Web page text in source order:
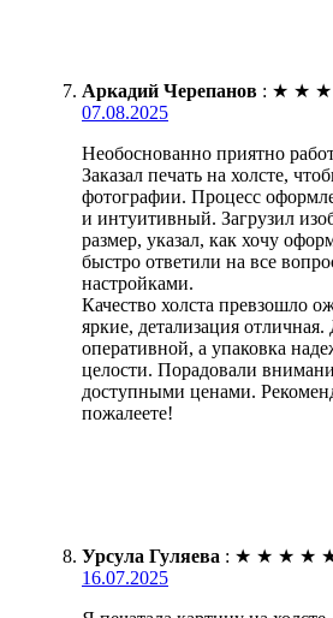
Аркадий Черепанов : ★ ★ ★
07.08.2025
Необоснованно приятно
Заказал печать на холсте,
фотографии. Процесс
и интуитивный. Загрузил
размер, указал, как хочу
быстро ответили на все
настройками.
Качество холста превзошло
яркие, детализация отличная.
оперативной, а упаковка
целости. Порадовали
доступными ценами.
пожалеете!
Урсула Гуляева : ★ ★ ★ ★
16.07.2025